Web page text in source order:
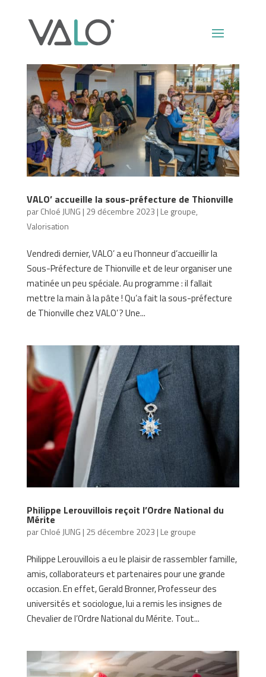
VALO’ accueille la sous-préfecture de Thionville
parChloé JUNG | 29 décembre 2023 | Le groupe,
Valorisation
Vendredi dernier, VALO’ a eu l’honneur d’accueillir la
Sous-Préfecture de Thionville et de leur organiser une
matinée un peu spéciale. Au programme : il fallait
mettre la main à la pâte ! Qu’a fait la sous-préfecture
de Thionville chez VALO’ ? Une...
Philippe Lerouvillois reçoit l’Ordre National du
Mérite
parChloé JUNG | 25 décembre 2023 | Le groupe
Philippe Lerouvillois a eu le plaisir de rassembler famille,
amis, collaborateurs et partenaires pour une grande
occasion. En effet, Gerald Bronner, Professeur des
universités et sociologue, lui a remis les insignes de
Chevalier de l’Ordre National du Mérite. Tout...